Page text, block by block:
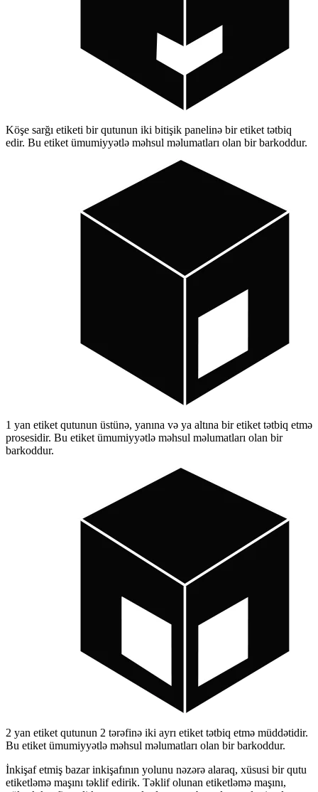
Köşe sarğı etiketi bir qutunun iki bitişik panelinə bir etiket tətbiq
edir. Bu etiket ümumiyyətlə məhsul məlumatları olan bir barkoddur.
1 yan etiket qutunun üstünə, yanına və ya altına bir etiket tətbiq etmə
prosesidir. Bu etiket ümumiyyətlə məhsul məlumatları olan bir
barkoddur.
2 yan etiket qutunun 2 tərəfinə iki ayrı etiket tətbiq etmə müddətidir.
Bu etiket ümumiyyətlə məhsul məlumatları olan bir barkoddur.
İnkişaf etmiş bazar inkişafının yolunu nəzərə alaraq, xüsusi bir qutu
etiketləmə maşını təklif edirik. Təklif olunan etiketləmə maşını,